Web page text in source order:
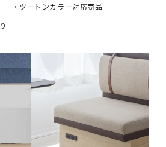
・ツートンカラー対応商品